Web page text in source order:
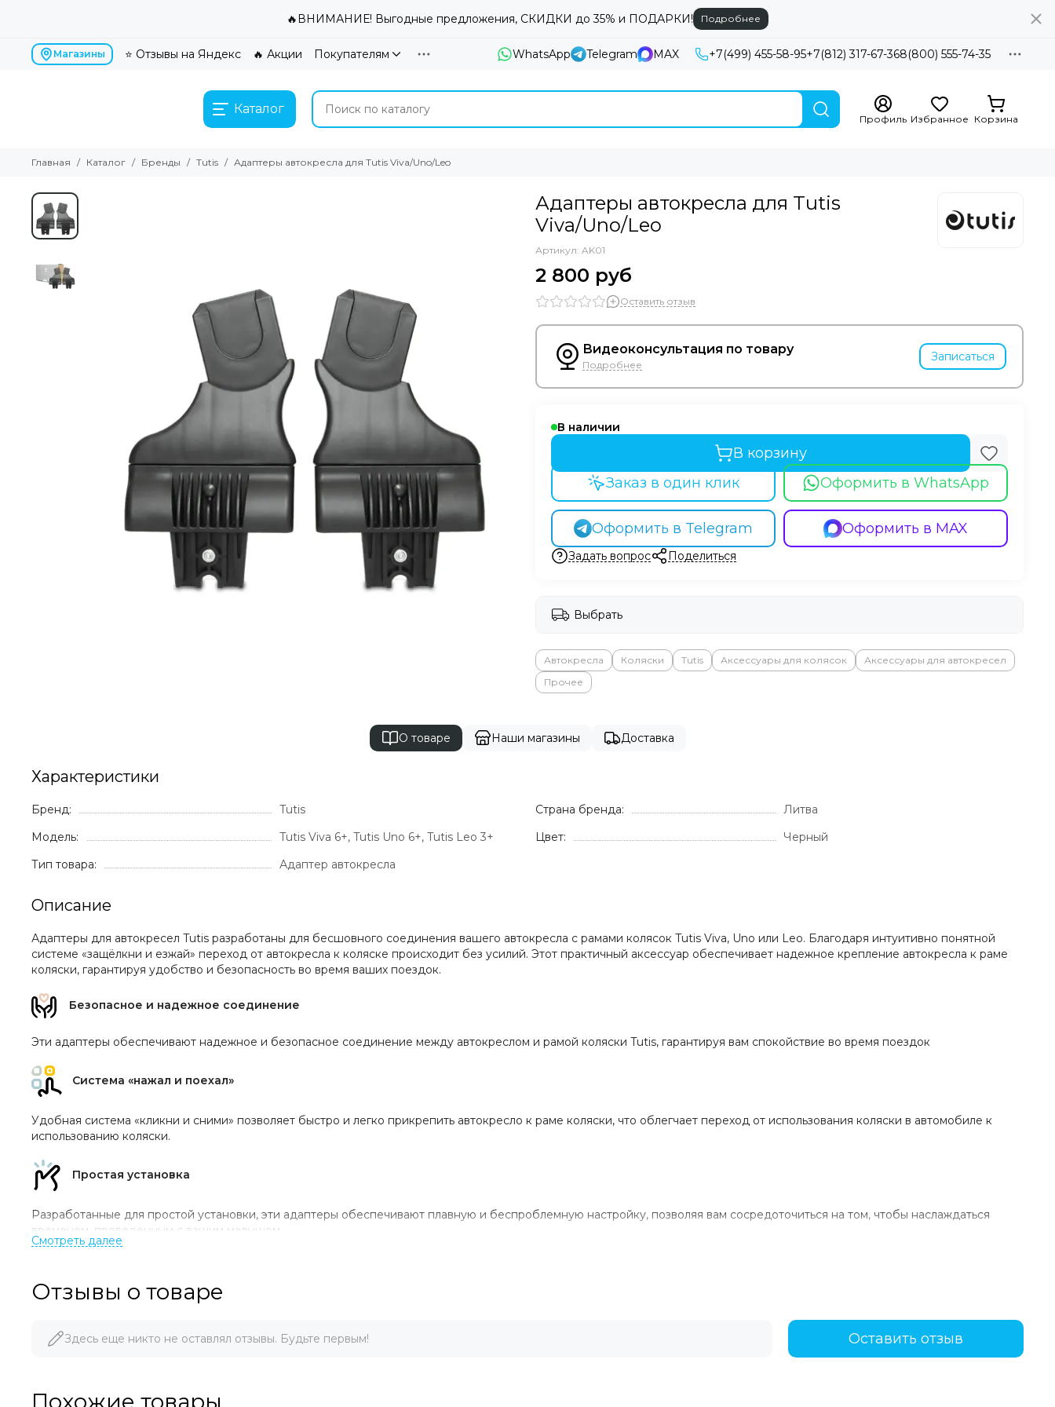
🔥ВНИМАНИЕ! Выгодные предложения, СКИДКИ до 35% и ПОДАРКИ! Подробнее
Магазины ⭐ Отзывы на Яндекс 🔥 Акции Покупателям WhatsApp Telegram MAX +7(499) 455-58-95+7(812) 317-67-368(800) 555-74-35
Каталог
Профиль Избранное Корзина
Главная Каталог Бренды Tutis Адаптеры автокресла для Tutis Viva/Uno/Leo
Адаптеры автокресла для Tutis
Viva/Uno/Leo
Артикул: AK01
2 800 руб
Оставить отзыв
Видеоконсультация по товару
Подробнее
Записаться
В наличии
В корзину
Оформить в WhatsApp
Оформить в Telegram Оформить в MAX
Заказ в один клик
Задать вопрос Поделиться
Выбрать
Автокресла Коляски Tutis Аксессуары для колясок
Аксессуары для автокресел
Прочее
О товаре Наши магазины Доставка
Характеристики
Бренд:
Tutis
Модель:
Tutis Viva 6+, Tutis Uno 6+, Tutis Leo 3+
Тип товара:
Адаптер автокресла
Страна бренда:
Литва
Цвет:
Черный
Описание
Адаптеры для автокресел Tutis разработаны для бесшовного соединения вашего автокресла с рамами колясок Tutis Viva, Uno или Leo. Благодаря интуитивно понятной
системе «защёлкни и езжай» переход от автокресла к коляске происходит без усилий. Этот практичный аксессуар обеспечивает надежное крепление автокресла к раме
коляски, гарантируя удобство и безопасность во время ваших поездок.
Безопасное и надежное соединение
Эти адаптеры обеспечивают надежное и безопасное соединение между автокреслом и рамой коляски Tutis, гарантируя вам спокойствие во время поездок
Система «нажал и поехал»
Удобная система «кликни и сними» позволяет быстро и легко прикрепить автокресло к раме коляски, что облегчает переход от использования коляски в автомобиле к
использованию коляски.
Простая установка
Разработанные для простой установки, эти адаптеры обеспечивают плавную и беспроблемную настройку, позволяя вам сосредоточиться на том, чтобы наслаждаться
временем, проведенным с вашим малышом.
Отзывы о товаре
Здесь еще никто не оставлял отзывы. Будьте первым! Оставить отзыв
Похожие товары